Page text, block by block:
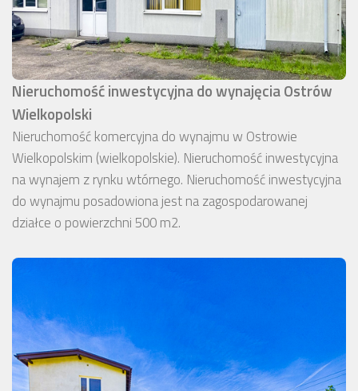
Nieruchomość inwestycyjna do wynajęcia Ostrów
Wielkopolski
Nieruchomość komercyjna do wynajmu w Ostrowie
Wielkopolskim (wielkopolskie). Nieruchomość inwestycyjna
na wynajem z rynku wtórnego. Nieruchomość inwestycyjna
do wynajmu posadowiona jest na zagospodarowanej
działce o powierzchni 500 m2.